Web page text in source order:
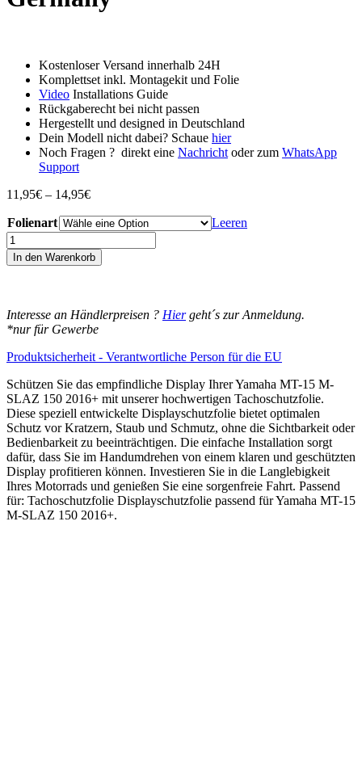
Kostenloser Versand innerhalb 24H
Komplettset inkl. Montagekit und Folie
Video Installations Guide
Rückgaberecht bei nicht passen
Hergestellt und designed in Deutschland
Dein Modell nicht dabei? Schaue hier
Noch Fragen ? direkt eine Nachricht oder zum WhatsApp
Support
11,95€ – 14,95€Preisspanne:
bis
14,95€
Folienart
Leeren
Yamaha
MT-
15
150
2016+
Displayschutz-
Folie
Screenies
Tachoschutzfolie
Schutzglas-
Folie
Displayfolie
Made
in
Germany
Menge
In den Warenkorb
Interesse an Händlerpreisen ? Hiergeht´s zur Anmeldung.
*nur für Gewerbe
Produktsicherheit - Verantwortliche Person für die EU
Schützen Sie das empfindliche Display Ihrer Yamaha MT-15 M-
SLAZ 150 2016+ mit unserer hochwertigen Tachoschutzfolie.
Diese speziell entwickelte Displayschutzfolie bietet optimalen
Schutz vor Kratzern, Staub und Schmutz, ohne die Sichtbarkeit oder
Bedienbarkeit zu beeinträchtigen. Die einfache Installation sorgt
dafür, dass Sie im Handumdrehen von einem klaren und geschützten
Display profitieren können. Investieren Sie in die Langlebigkeit
Ihres Motorrads und genießen Sie eine sorgenfreie Fahrt. Passend
für: Tachoschutzfolie Displayschutzfolie passend für Yamaha MT-15
M-SLAZ 150 2016+.